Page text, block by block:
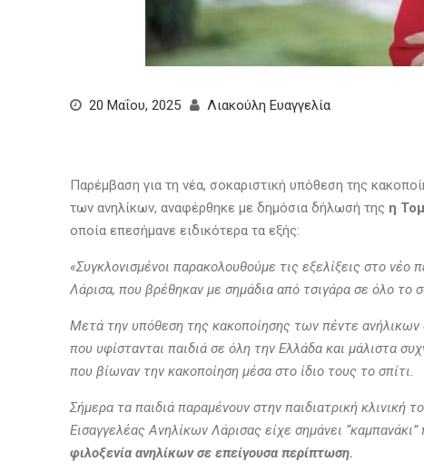
20 Μαΐου, 2025 Λιακούλη Ευαγγελία
Παρέμβαση για τη νέα, σοκαριστική υπόθεση της
των ανηλίκων, αναφέρθηκε με δημόσια δήλωσή της η
οποία επεσήμανε ειδικότερα τα εξής:
«Συγκλονισμένοι παρακολουθούμε τις εξελίξεις στο
Λάρισα, που βρέθηκαν με σημάδια από τσιγάρα σε όλο
Μετά την υπόθεση της κακοποίησης των πέντε ανήλικων
που υφίστανται παιδιά σε όλη την Ελλάδα και μάλιστα
που βίωναν την κακοποίηση μέσα στο ίδιο τους το σπίτι.
Σήμερα τα παιδιά παραμένουν στην παιδιατρική κλινική
Εισαγγελέας Ανηλίκων Λάρισας είχε σημάνει
φιλοξενία ανηλίκων σε επείγουσα περίπτωση.